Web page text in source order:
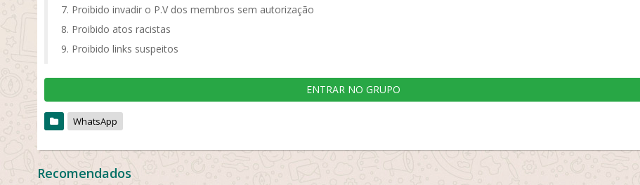
Proibido invadir o P.V dos membros sem autorização
Proibido atos racistas
Proibido links suspeitos
ENTRAR NO GRUPO
WhatsApp
Recomendados